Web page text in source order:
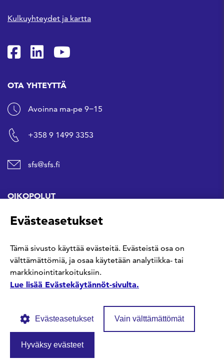
Kulkuyhteydet ja kartta
SFS Facebookissa
SFS Linkedinissä
SFS Youtubessa
OTA YHTEYTTÄ
Avoinna ma-pe 9−15
+358 9 1499 3353
sfs@sfs.fi
OIKOPOLUT
Hanki standardi
Kommentoi tekeillä olevia standardeja
© SFS ry Tietosuojaseloste
Evästeasetukset
Tämä sivusto käyttää evästeitä. Evästeistä osa on
välttämättömiä, ja osaa käytetään analytiikka- tai
markkinointitarkoituksiin.
Lue lisää Evästekäytännöt-sivulta.
Evästeasetukset Vain välttämättömät
Hyväksy evästeet